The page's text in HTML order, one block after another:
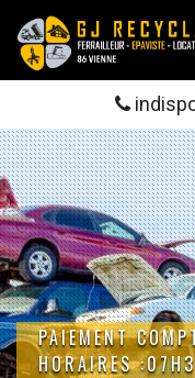
PAIEMENT
HORAIRES